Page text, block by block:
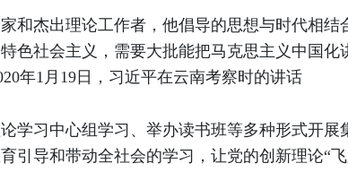
和杰出理论工作者，他倡导的思想与时代相
色社会主义，需要大批能把马克思主义中国
年1月19日，习近平在云南考察时的讲话
学习中心组学习、举办读书班等多种形式开
引导和带动全社会的学习，让党的创新理论